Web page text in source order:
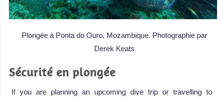
Plongée à Ponta do Ouro, Mozambique. Photographie par
Derek Keats
Sécurité en plongée
If you are planning an upcoming dive trip or travelling to